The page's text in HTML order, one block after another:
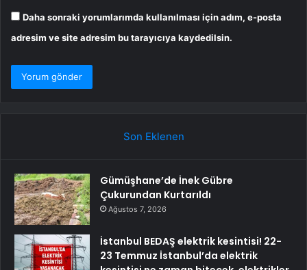
Daha sonraki yorumlarımda kullanılması için adım, e-posta
adresim ve site adresim bu tarayıcıya kaydedilsin.
Son Eklenen
Gümüşhane’de İnek Gübre
Çukurundan Kurtarıldı
Ağustos 7, 2026
İstanbul BEDAŞ elektrik kesintisi! 22-
23 Temmuz İstanbul’da elektrik